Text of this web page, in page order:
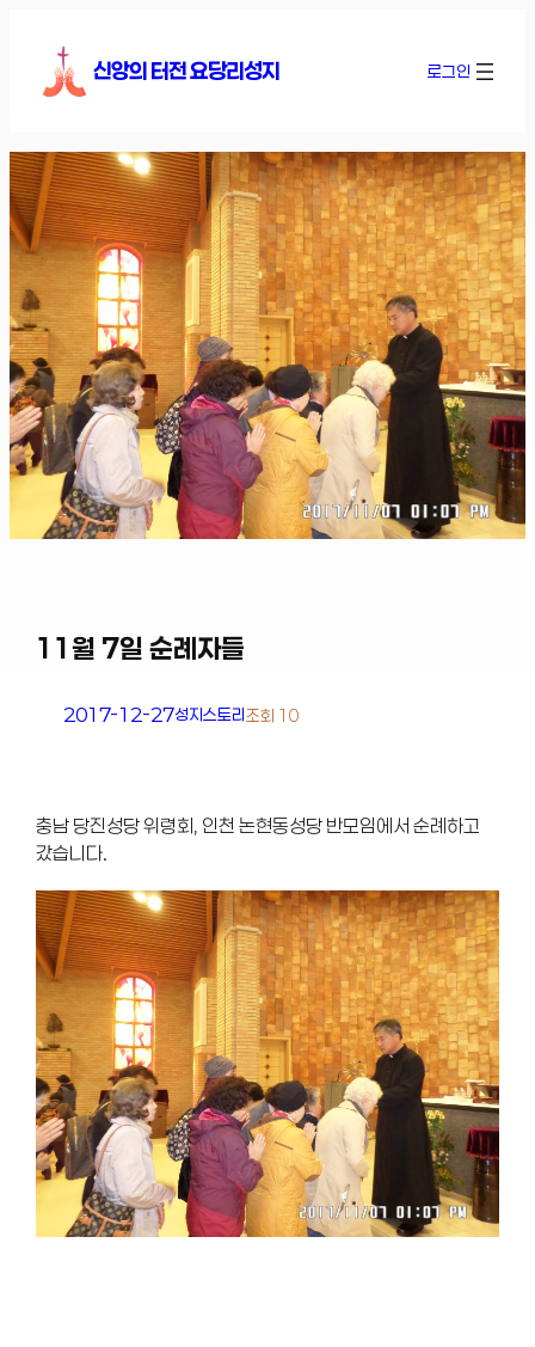
로
가
기
신앙의 터전 요당리성지 로그인
11월 7일 순례자들
2017-12-27성지스토리조회 10
충남 당진성당 위령회, 인천 논현동성당 반모임에서 순례하고
갔습니다.